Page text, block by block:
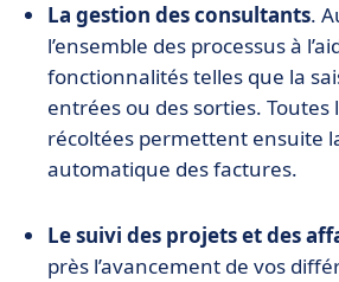
La gestion des consultants.
l’ensemble des processus à
fonctionnalités telles que la
entrées ou des sorties. Toutes
récoltées permettent ensuite
automatique des factures.
Le suivi des projets et des
près l’avancement de vos